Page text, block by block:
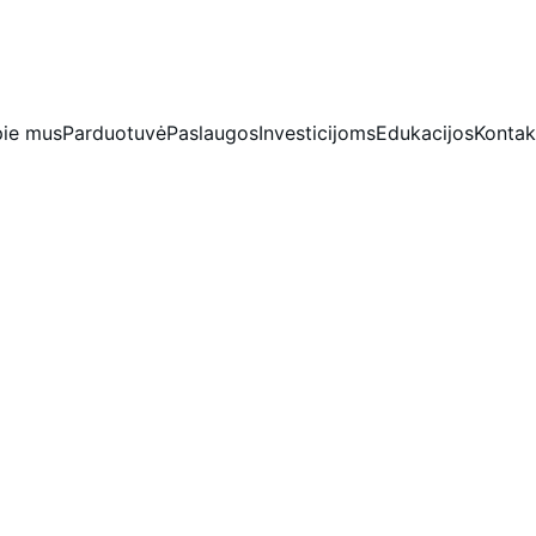
musParduotuvėPaslaugosInvesticijomsEdukacijos